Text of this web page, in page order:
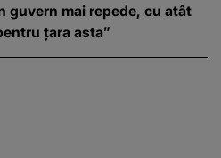
guvern mai repede, cu atât
țara asta”